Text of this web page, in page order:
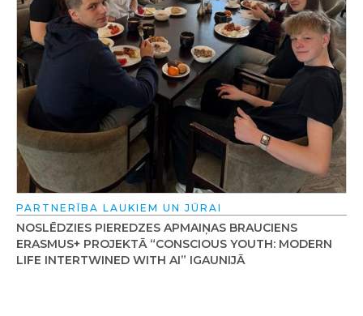
PARTNERĪBA LAUKIEM UN JŪRAI
NOSLĒDZIES PIEREDZES APMAIŅAS BRAUCIENS
ERASMUS+ PROJEKTĀ “CONSCIOUS YOUTH: MODERN
LIFE INTERTWINED WITH AI” IGAUNIJĀ